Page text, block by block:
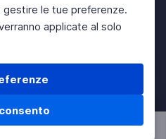
le tue preferenze.
applicate al solo